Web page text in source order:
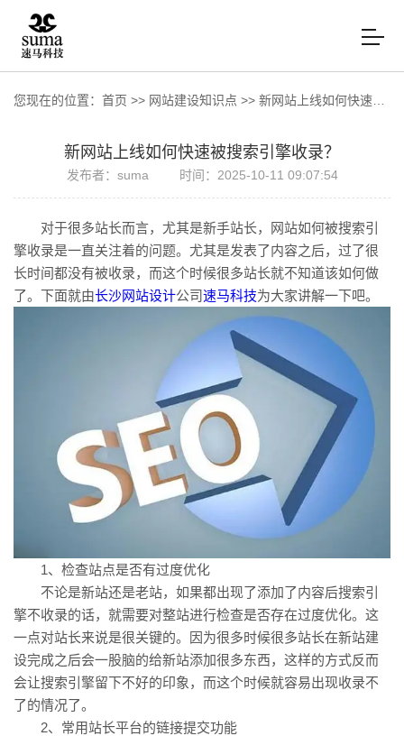
您现在的位置： 首页 >> 网站建设知识点 >> 新网站上线如何快速被搜索引擎收录？
新网站上线如何快速被搜索引擎收录？
发布者：suma 时间：2025-10-11 09:07:54
对于很多站长而言，尤其是新手站长，网站如何被搜索引
擎收录是一直关注着的问题。尤其是发表了内容之后，过了很
长时间都没有被收录，而这个时候很多站长就不知道该如何做
了。下面就由长沙网站设计公司速马科技为大家讲解一下吧。
1、检查站点是否有过度优化
不论是新站还是老站，如果都出现了添加了内容后搜索引
擎不收录的话，就需要对整站进行检查是否存在过度优化。这
一点对站长来说是很关键的。因为很多时候很多站长在新站建
设完成之后会一股脑的给新站添加很多东西，这样的方式反而
会让搜索引擎留下不好的印象，而这个时候就容易出现收录不
了的情况了。
2、常用站长平台的链接提交功能